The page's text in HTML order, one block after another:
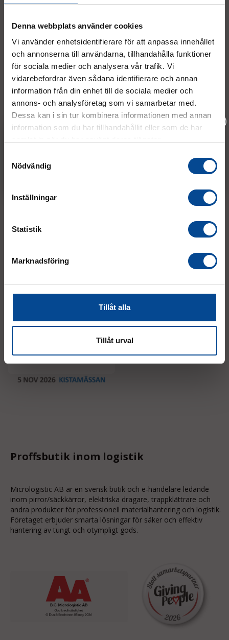
Denna webbplats använder cookies
Vi använder enhetsidentifierare för att anpassa innehållet
och annonserna till användarna, tillhandahålla funktioner
för sociala medier och analysera vår trafik. Vi
vidarebefordrar även sådana identifierare och annan
information från din enhet till de sociala medier och
annons- och analysföretag som vi samarbetar med.
Dessa kan i sin tur kombinera informationen med annan
information som du har tillhandahållit eller som de har
Nödvändig
Inställningar
Statistik
Marknadsföring
Tillåt alla
Tillåt urval
Tumstocksvägen 11 A ( karta
187 66 Täby
Mån–Tor:7.30–16.30
Fre:7.30–14.00
(lunch 12.00–12.30)
AVVIKANDE ÖPPETTIDER
Proffsbutik inom logistik
Micrologistic AB är en svensk butik och e-handelare ledande
inom pirror/säckkärror, elektriska dragare, trappklättrare och
andra produkter för professionell materialhantering och logistik.
Företaget erbjuder smarta lösningar för säker och effektiv
hantering av tungt och otympligt gods.